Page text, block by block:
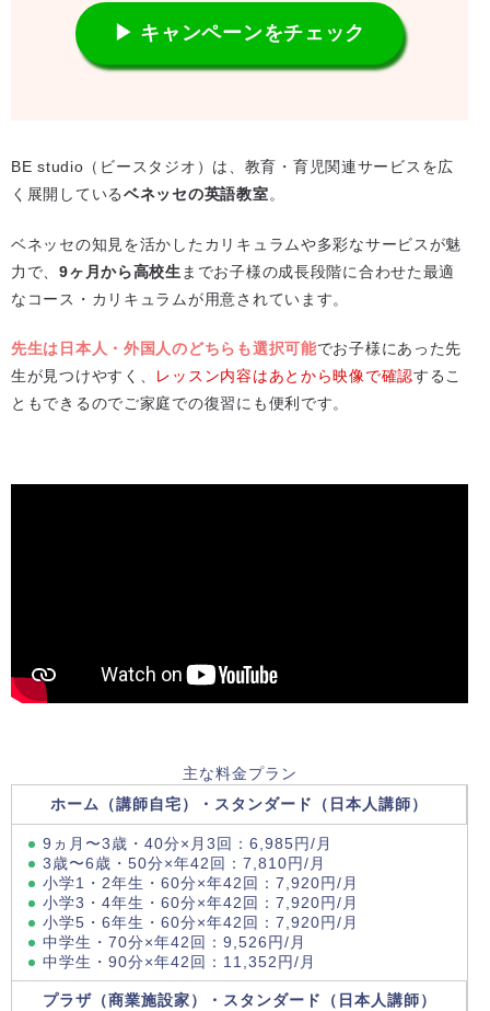
▶ キャンペーンをチェック
BE studio（ビースタジオ）は、教育・育児関連サービスを広
く展開しているベネッセの英語教室。
ベネッセの知見を活かしたカリキュラムや多彩なサービスが魅
力で、9ヶ月から高校生 までお子様の成長段階に合わせた最適
なコース・カリキュラムが用意されています。
先生は日本人・外国人のどちらも選択可能でお子様にあった先
生が見つけやすく、 レッスン内容はあとから映像で確認するこ
ともできるのでご家庭での復習にも便利です。
主な料金プラン
ホーム（講師自宅）・スタンダード（日本人講師）
9ヵ月〜3歳・40分×月3回：6,985円/月
3歳〜6歳・50分×年42回：7,810円/月
小学1・2年生・60分×年42回：7,920円/月
小学3・4年生・60分×年42回：7,920円/月
小学5・6年生・60分×年42回：7,920円/月
中学生・70分×年42回：9,526円/月
中学生・90分×年42回：11,352円/月
プラザ（商業施設家）・スタンダード（日本人講師）